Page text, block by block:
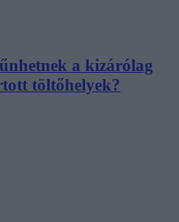
a kizárólag
töltőhelyek?